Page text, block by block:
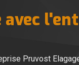
Pruvost